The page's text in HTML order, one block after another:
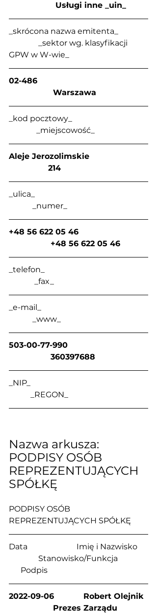
                   Usługi inne _uin_
_skrócona nazwa emitenta_
               _sektor wg. klasyfikacji
GPW w W-wie_
02-486
                  Warszawa
_kod pocztowy_
              _miejscowość_
Aleje Jerozolimskie
                214
_ulica_
            _numer_
+48 56 622 05 46
                 +48 56 622 05 46
_telefon_
             _fax_
_e-mail_
            _www_
503-00-77-990
                 360397688
_NIP_
           _REGON_
Nazwa arkusza:
PODPISY OSÓB
REPREZENTUJĄCYCH
SPÓŁKĘ
PODPISY OSÓB
REPREZENTUJĄCYCH SPÓŁKĘ
Data                         Imię i Nazwisko
               Stanowisko/Funkcja
      Podpis
2022-09-06            Robert Olejnik
                  Prezes Zarządu